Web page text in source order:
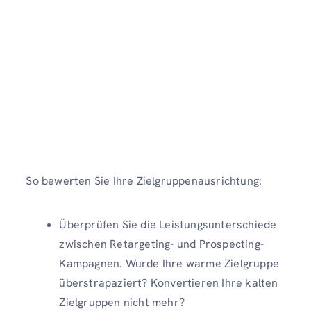
So bewerten Sie Ihre Zielgruppenausrichtung:
Überprüfen Sie die Leistungsunterschiede
zwischen Retargeting- und Prospecting-
Kampagnen. Wurde Ihre warme Zielgruppe
überstrapaziert? Konvertieren Ihre kalten
Zielgruppen nicht mehr?